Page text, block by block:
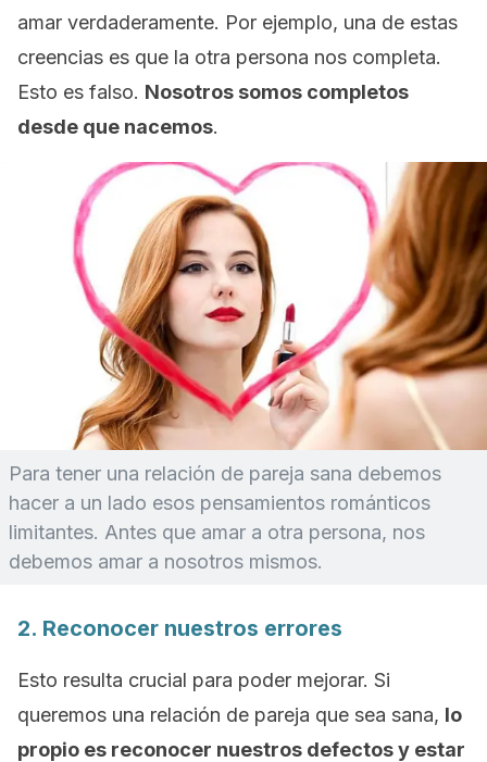
amar verdaderamente. Por ejemplo, una de estas
creencias es que la otra persona nos completa.
Esto es falso. Nosotros somos completos
desde que nacemos.
Para tener una relación de pareja sana debemos
hacer a un lado esos pensamientos románticos
limitantes. Antes que amar a otra persona, nos
debemos amar a nosotros mismos.
2. Reconocer nuestros errores
Esto resulta crucial para poder mejorar. Si
queremos una relación de pareja que sea sana, lo
propio es reconocer nuestros defectos y estar